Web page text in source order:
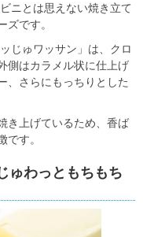
ニとは思えない焼き立て
ズです。
じゅワッサン」は、クロ
側はカラメル状に仕上げ
、さらにもっちりとした
き上げているため、香ば
です。
ゅわっともちもち